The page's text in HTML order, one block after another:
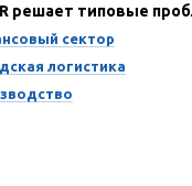
решает типовые
сектор
логистика